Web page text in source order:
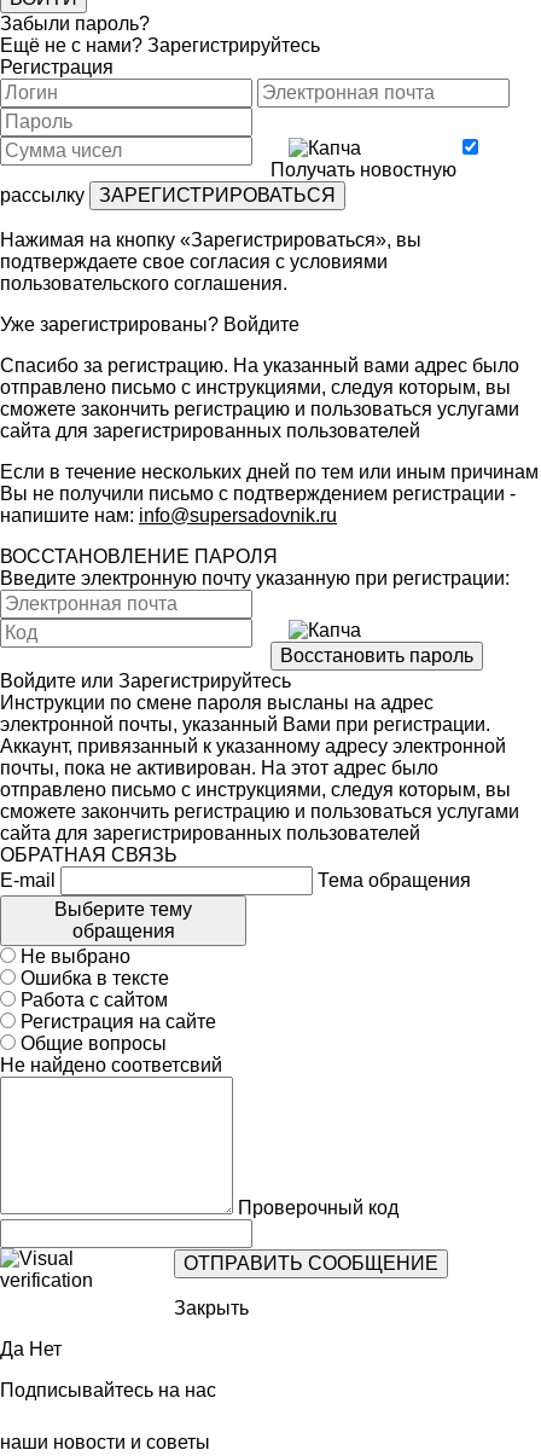
Забыли пароль?
Ещё не с нами? Зарегистрируйтесь
Регистрация
Получать новостную
рассылку
Нажимая на кнопку «Зарегистрироваться», вы
подтверждаете свое согласия с условиями
пользовательского соглашения.
Уже зарегистрированы? Войдите
Спасибо за регистрацию. На указанный вами адрес было
отправлено письмо с инструкциями, следуя которым, вы
сможете закончить регистрацию и пользоваться услугами
сайта для зарегистрированных пользователей
Если в течение нескольких дней по тем или иным причинам
Вы не получили письмо с подтверждением регистрации -
напишите нам: info@supersadovnik.ru
ВОССТАНОВЛЕНИЕ ПАРОЛЯ
Введите электронную почту указанную при регистрации:
Войдите или Зарегистрируйтесь
Инструкции по смене пароля высланы на адрес
электронной почты, указанный Вами при регистрации.
Аккаунт, привязанный к указанному адресу электронной
почты, пока не активирован. На этот адрес было
отправлено письмо с инструкциями, следуя которым, вы
сможете закончить регистрацию и пользоваться услугами
сайта для зарегистрированных пользователей
ОБРАТНАЯ СВЯЗЬ
E-mail
Тема обращения
Выберите тему
обращения
Не выбрано
Ошибка в тексте
Работа с сайтом
Регистрация на сайте
Общие вопросы
Не найдено соответсвий
Проверочный код
Закрыть
Да Нет
Подписывайтесь на нас
наши новости и советы